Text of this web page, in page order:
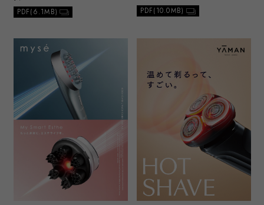
PDF(6.1MB) PDF(10.0MB)